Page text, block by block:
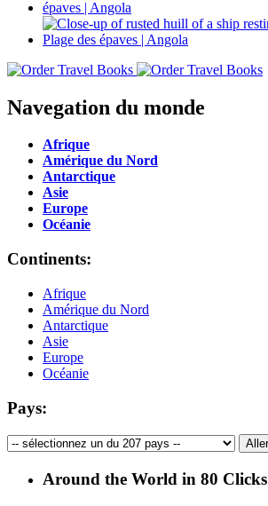
Navegation du monde
Afrique
Amérique du Nord
Antarctique
Asie
Europe
Océanie
Continents:
Afrique
Amérique du Nord
Antarctique
Asie
Europe
Océanie
Pays:
Around the World in 80 Clicks